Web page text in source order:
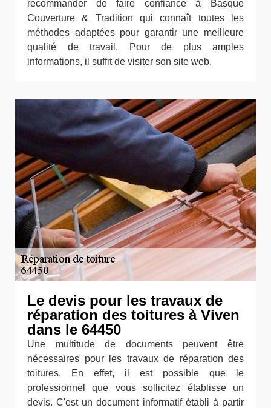
recommander de faire confiance à Basque
Couverture & Tradition qui connaît toutes les
méthodes adaptées pour garantir une meilleure
qualité de travail. Pour de plus amples
informations, il suffit de visiter son site web.
Le devis pour les travaux de
réparation des toitures à Viven
dans le 64450
Une multitude de documents peuvent être
nécessaires pour les travaux de réparation des
toitures. En effet, il est possible que le
professionnel que vous sollicitez établisse un
devis. C'est un document informatif établi à partir